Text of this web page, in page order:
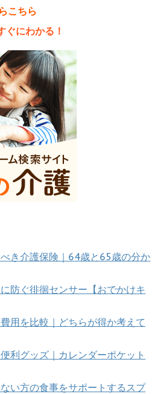
こちら
ぐにわかる！
き介護保険｜64歳と65歳の分か
防ぐ徘徊センサー【おでかけキ
用を比較｜どちらが得か考えて
利グッズ｜カレンダーポケット
い方の食事をサポートするスプ